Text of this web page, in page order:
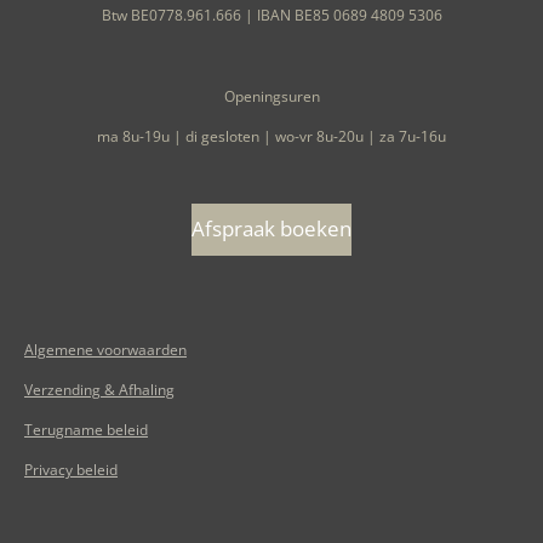
Btw BE0778.961.666 | IBAN BE85 0689 4809 5306
Openingsuren
ma 8u-19u | di gesloten | wo-vr 8u-20u | za 7u-16u
Afspraak boeken
Algemene voorwaarden
Verzending & Afhaling
Terugname beleid
Privacy beleid